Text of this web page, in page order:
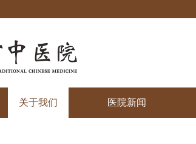
关于我们 医院新闻